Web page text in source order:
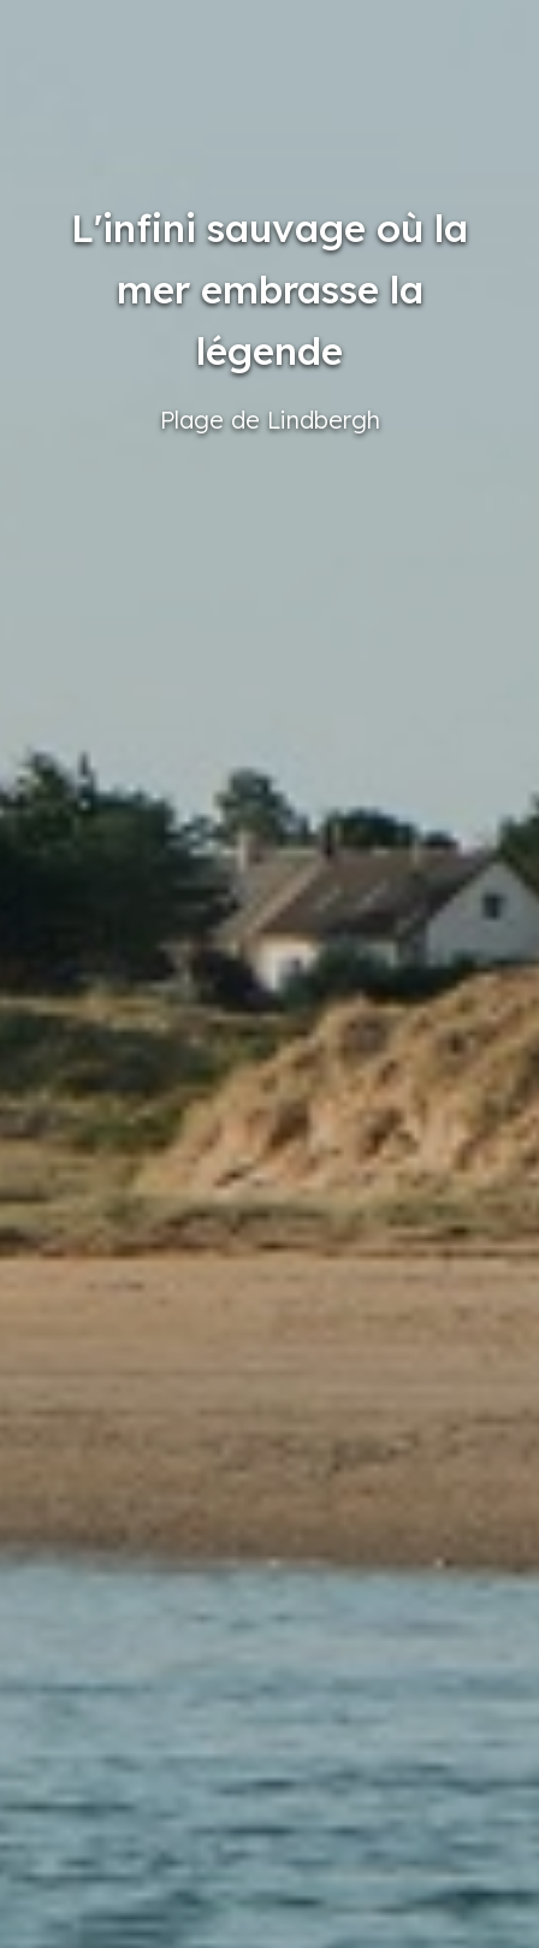
L'infini sauvage où la
mer embrasse la
légende
Plage de Lindbergh